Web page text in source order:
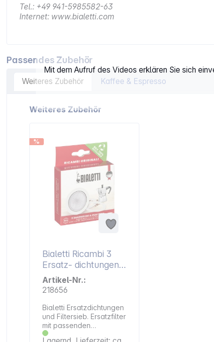
Mit dem Aufruf des Videos erklären Sie sich
Tel.: +49 941-5985582-63
Internet: www.bialetti.com
Passendes Zubehör
Weiteres Zubehör Kaffee & Espresso
Artikelgalerie überspringen
Weiteres Zubehör
%
Bialetti Ricambi 3
Ersatz- dichtungen
+1 Filter 3-4 Tassen
Artikel-Nr.:
218656
Bialetti Ersatzdichtungen
und Filtersieb. Ersatzfilter
mit passenden
Dichtungsringen für